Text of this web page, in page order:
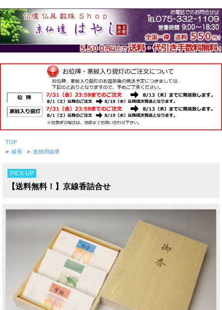
TOP
> 線香 > 進物用線香
PICK UP
【送料無料！】京線香詰合せ